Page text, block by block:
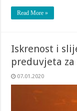
Read More »
Iskrenost i
preduvjeta
07.01.2020